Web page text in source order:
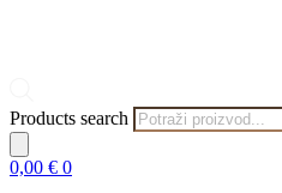
Products search
0,00 € 0